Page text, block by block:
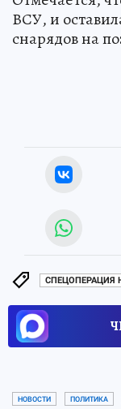
ВСУ, и
снарядов на
СПЕЦОПЕРАЦИЯ
НОВОСТИ ПОЛИТИКА